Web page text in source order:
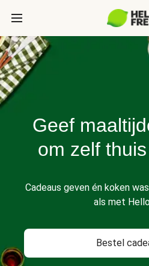
Geef
om zelf
Cadeaus geven én koken
als met
Bestel